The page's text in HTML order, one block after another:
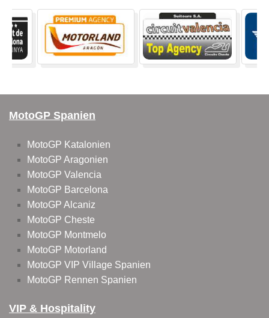
MotoGP Spanien
MotoGP Katalonien
MotoGP Aragonien
MotoGP Valencia
MotoGP Barcelona
MotoGP Alcaniz
MotoGP Cheste
MotoGP Montmelo
MotoGP Motorland
MotoGP VIP Village Spanien
MotoGP Rennen Spanien
VIP & Hospitality